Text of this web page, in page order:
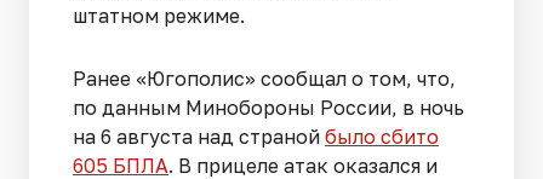
штатном режиме.
Ранее «Югополис» сообщал о том, что,
по данным Минобороны России, в ночь
на 6 августа над страной было сбито
605 БПЛА. В прицеле атак оказался и